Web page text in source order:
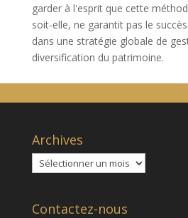
garder à l'esprit que cette
soit-elle, ne garantit pas le
dans une stratégie globale de
diversification du patrimoine.
Archives
Archives
Contactez-nous